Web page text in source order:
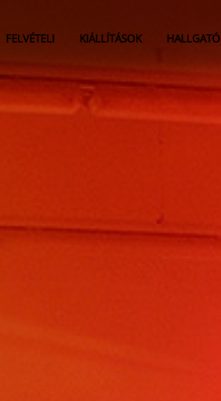
FELVÉTELI KIÁLLÍTÁSOK